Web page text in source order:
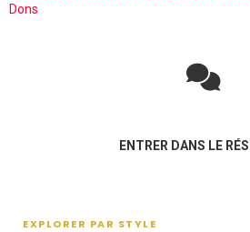
Dons
ENTRER DANS LE
EXPLORER PAR STYLE